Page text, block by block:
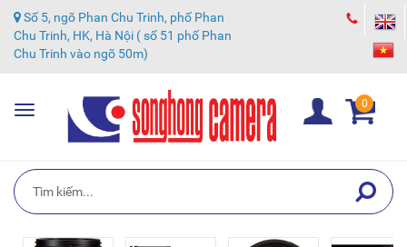
Số 5, ngõ Phan Chu Trinh, phố Phan
Chu Trinh, HK, Hà Nội ( số 51 phố Phan
Chu Trinh vào ngõ 50m)
Toggle
navigation
0